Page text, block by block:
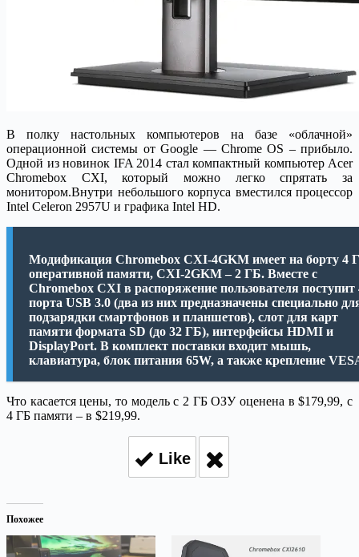
В полку настольных компьютеров на базе «облачной»
операционной системы от Google — Chrome OS – прибыло.
Одной из новинок IFA 2014 стал компактный компьютер Acer
Chromebox CXI, который можно легко спрятать за
монитором.Внутри небольшого корпуса вместился процессор
Intel Celeron 2957U и графика Intel HD.
Модификация Chromebox CXI-4GKM имеет на борту 4
оперативной памяти, CXI-2GKM – 2 ГБ. Вместе с
Chromebox CXI в распоряжение пользователя поступит
порта USB 3.0 (два из них предназначены специально
подзарядки смартфонов и планшетов), слот для карт
памяти формата SD (до 32 ГБ), интерфейсы HDMI и
DisplayPort. В комплект поставки входит мышь,
клавиатура, блок питания 65W, а также крепление
Что касается цены, то модель с 2 ГБ ОЗУ оценена в $179,99, с
4 ГБ памяти – в $219,99.
Like
Похожее